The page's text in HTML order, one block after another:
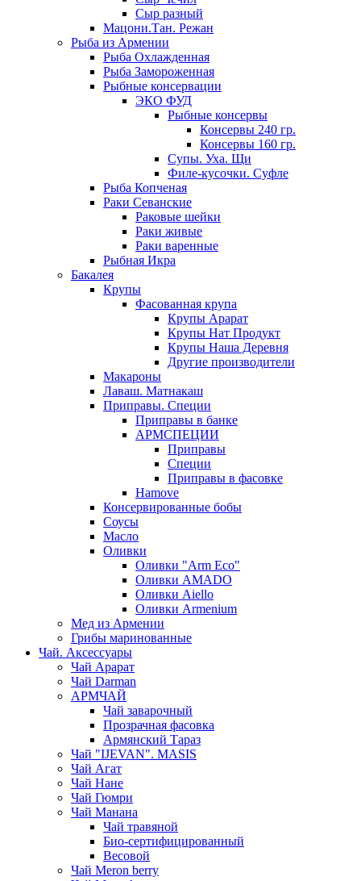
Сыр разный
Мацони.Тан. Режан
Рыба из Армении
Рыба Охлажденная
Рыба Замороженная
Рыбные консервации
ЭКО ФУД
Рыбные консервы
Консервы 240 гр.
Консервы 160 гр.
Супы. Уха. Щи
Филе-кусочки. Суфле
Рыба Копченая
Раки Севанские
Раковые шейки
Раки живые
Раки варенные
Рыбная Икра
Бакалея
Крупы
Фасованная крупа
Крупы Арарат
Крупы Нат Продукт
Крупы Наша Деревня
Другие производители
Макароны
Лаваш. Матнакаш
Приправы. Специи
Приправы в банке
АРМСПЕЦИИ
Приправы
Специи
Приправы в фасовке
Hamove
Консервированные бобы
Соусы
Масло
Оливки
Оливки "Arm Eco"
Оливки AMADO
Оливки Aiello
Оливки Armenium
Мед из Армении
Грибы маринованные
Чай. Аксессуары
Чай Арарат
Чай Darman
АРМЧАЙ
Чай заварочный
Прозрачная фасовка
Армянский Тараз
Чай "IJEVAN". MASIS
Чай Агат
Чай Нане
Чай Гюмри
Чай Манана
Чай травяной
Био-сертифицированный
Весовой
Чай Meron berry